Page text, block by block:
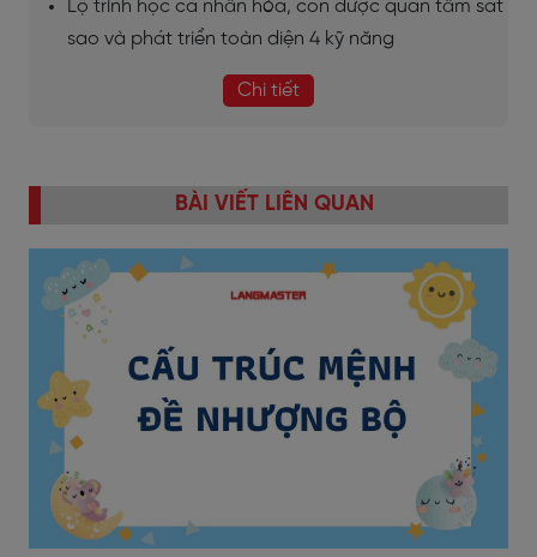
Lộ trình học cá nhân hóa, con được quan tâm sát
sao và phát triển toàn diện 4 kỹ năng
Chi tiết
BÀI VIẾT LIÊN QUAN